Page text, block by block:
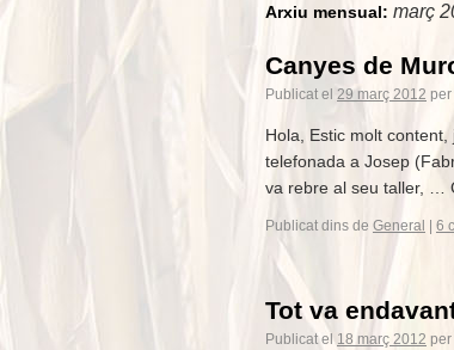
Arxiu mensual: març
Canyes de
Publicat el 29 març 2012 per
Hola, Estic molt
telefonada a Josep
va rebre al seu taller, …
Publicat dins de General 6
Tot va
Publicat el 18 març 2012 per